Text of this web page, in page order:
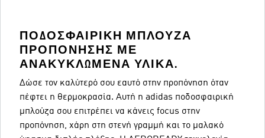
ΠΟΔΟΣΦΑΙΡΙΚΉ ΜΠΛΟΎΖΑ
ΠΡΟΠΌΝΗΣΗΣ ΜΕ
ΑΝΑΚΥΚΛΩΜΈΝΑ ΥΛΙΚΆ.
Δώσε τον καλύτερό σου εαυτό στην προπόνηση όταν
πέφτει η θερμοκρασία. Αυτή η adidas ποδοσφαιρική
μπλούζα σου επιτρέπει να κάνεις focus στην
προπόνηση, χάρη στη στενή γραμμή και το μαλακό